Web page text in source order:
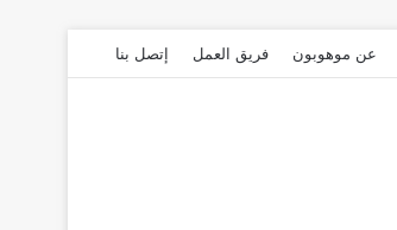
عن موهوبون فريق العمل إتصل بنا